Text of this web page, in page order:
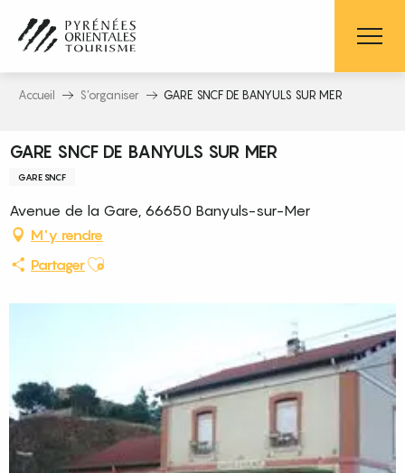
contenu
principal
Accueil S’organiser GARE SNCF DE BANYULS SUR MER
GARE SNCF DE BANYULS SUR MER
GARE SNCF
Avenue de la Gare, 66650 Banyuls-sur-Mer
M'y rendre
PartagerAjouter aux favoris